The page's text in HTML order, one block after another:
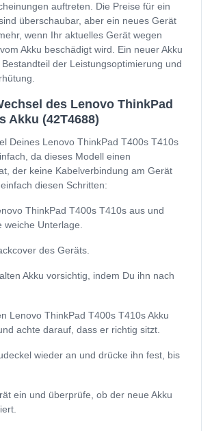
auftreten. Die Preise für ein
überschaubar, aber ein neues Gerät
wenn Ihr aktuelles Gerät wegen
Akku beschädigt wird. Ein neuer Akku
der Leistungsoptimierung und
des Lenovo ThinkPad
Akku (42T4688)
Deines Lenovo ThinkPad T400s T410s
da dieses Modell einen
der keine Kabelverbindung am Gerät
diesen Schritten:
ThinkPad T400s T410s aus und
weiche Unterlage.
des Geräts.
Akku vorsichtig, indem Du ihn nach
Lenovo ThinkPad T400s T410s Akku
achte darauf, dass er richtig sitzt.
wieder an und drücke ihn fest, bis
ein und überprüfe, ob der neue Akku